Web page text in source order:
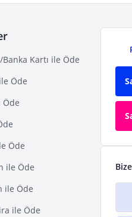
Banka Kartı ile Öde
Öde
Öde
Öde
ile Öde
ile Öde
ile Öde